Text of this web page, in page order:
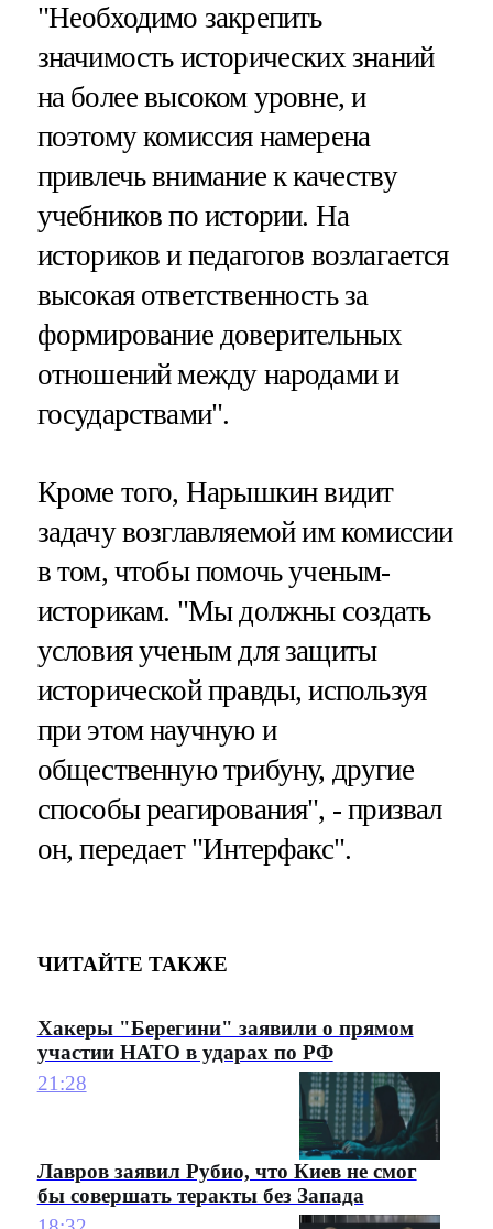
"Необходимо закрепить
значимость исторических знаний
на более высоком уровне, и
поэтому комиссия намерена
привлечь внимание к качеству
учебников по истории. На
историков и педагогов возлагается
высокая ответственность за
формирование доверительных
отношений между народами и
государствами".
Кроме того, Нарышкин видит
задачу возглавляемой им комиссии
в том, чтобы помочь ученым-
историкам. "Мы должны создать
условия ученым для защиты
исторической правды, используя
при этом научную и
общественную трибуну, другие
способы реагирования", - призвал
он, передает "Интерфакс".
ЧИТАЙТЕ ТАКЖЕ
Хакеры "Берегини" заявили о прямом
участии НАТО в ударах по РФ
21:28
Лавров заявил Рубио, что Киев не смог
бы совершать теракты без Запада